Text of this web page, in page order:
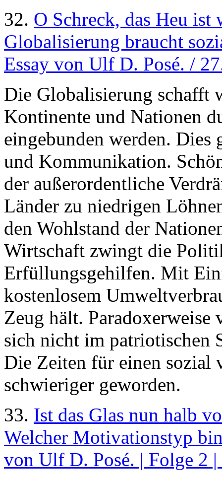
32. O Schreck, das Heu ist
Globalisierung braucht
Essay von Ulf D. Posé. /
Die Globalisierung schafft
Kontinente und Nationen
eingebunden werden. Dies
und Kommunikation.
der außerordentliche
Länder zu niedrigen
den Wohlstand der
Wirtschaft zwingt die
Erfüllungsgehilfen. Mit
kostenlosem
Zeug hält.
sich nicht im patriotischen
Die Zeiten für einen sozial
schwieriger geworden.
33. Ist das Glas nun halb
Welcher Motivationstyp
von Ulf D. Posé. | Folge 2